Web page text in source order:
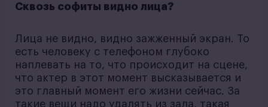
Сквозь софиты видно лица?
Лица не видно, видно зажженный экран. То
есть человеку с телефоном глубоко
наплевать на то, что происходит на сцене,
что актер в этот момент высказывается и
это главный момент его жизни сейчас. За
такие вещи надо удалять из зала, такая